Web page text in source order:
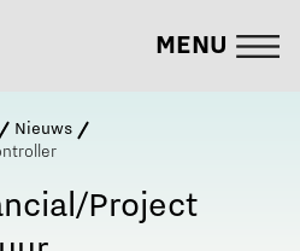
MENU
Nieuws
Project